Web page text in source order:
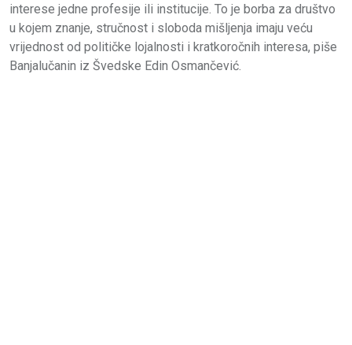
interese jedne profesije ili institucije. To je borba za društvo
u kojem znanje, stručnost i sloboda mišljenja imaju veću
vrijednost od političke lojalnosti i kratkoročnih interesa, piše
Banjalučanin iz Švedske Edin Osmančević.